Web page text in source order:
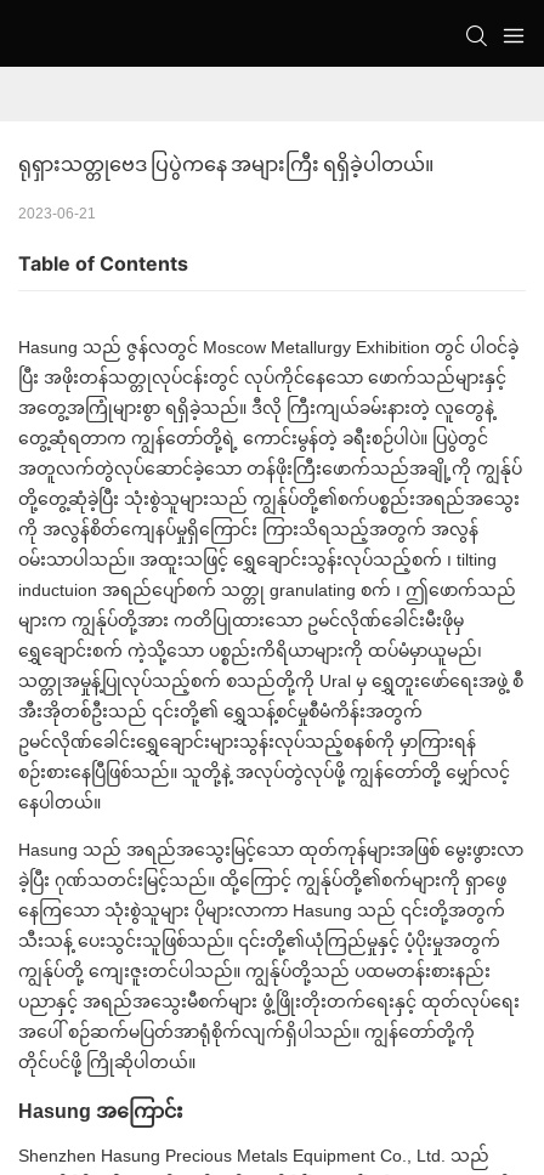
ရုရှားသတ္တုဗေဒ ပြပွဲကနေ အများကြီး ရရှိခဲ့ပါတယ်။
2023-06-21
Table of Contents
Hasung သည် ဇွန်လတွင် Moscow Metallurgy Exhibition တွင် ပါဝင်ခဲ့
ပြီး အဖိုးတန်သတ္တုလုပ်ငန်းတွင် လုပ်ကိုင်နေသော ဖောက်သည်များနှင့်
အတွေ့အကြုံများစွာ ရရှိခဲ့သည်။ ဒီလို ကြီးကျယ်ခမ်းနားတဲ့ လူတွေနဲ့
တွေ့ဆုံရတာက ကျွန်တော်တို့ရဲ့ ကောင်းမွန်တဲ့ ခရီးစဉ်ပါပဲ။ ပြပွဲတွင်
အတူလက်တွဲလုပ်ဆောင်ခဲ့သော တန်ဖိုးကြီးဖောက်သည်အချို့ကို ကျွန်ုပ်
တို့တွေ့ဆုံခဲ့ပြီး သုံးစွဲသူများသည် ကျွန်ုပ်တို့၏စက်ပစ္စည်းအရည်အသွေး
ကို အလွန်စိတ်ကျေနပ်မှုရှိကြောင်း ကြားသိရသည့်အတွက် အလွန်
ဝမ်းသာပါသည်။ အထူးသဖြင့် ရွှေချောင်းသွန်းလုပ်သည့်စက် ၊ tilting
inductuion အရည်ပျော်စက် သတ္တု granulating စက် ၊ ဤဖောက်သည်
များက ကျွန်ုပ်တို့အား ကတိပြုထားသော ဥမင်လိုဏ်ခေါင်းမီးဖိုမှ
ရွှေချောင်းစက် ကဲ့သို့သော ပစ္စည်းကိရိယာများကို ထပ်မံမှာယူမည်၊
သတ္တုအမှုန့်ပြုလုပ်သည့်စက် စသည်တို့ကို Ural မှ ရွှေတူးဖော်ရေးအဖွဲ့ စီ
အီးအိုတစ်ဦးသည် ၎င်းတို့၏ ရွှေသန့်စင်မှုစီမံကိန်းအတွက်
ဥမင်လိုဏ်ခေါင်းရွှေချောင်းများသွန်းလုပ်သည့်စနစ်ကို မှာကြားရန်
စဉ်းစားနေပြီဖြစ်သည်။ သူတို့နဲ့ အလုပ်တွဲလုပ်ဖို့ ကျွန်တော်တို့ မျှော်လင့်
နေပါတယ်။
Hasung သည် အရည်အသွေးမြင့်သော ထုတ်ကုန်များအဖြစ် မွေးဖွားလာ
ခဲ့ပြီး ဂုဏ်သတင်းမြင့်သည်။ ထို့ကြောင့် ကျွန်ုပ်တို့၏စက်များကို ရှာဖွေ
နေကြသော သုံးစွဲသူများ ပိုများလာကာ Hasung သည် ၎င်းတို့အတွက်
သီးသန့် ပေးသွင်းသူဖြစ်သည်။ ၎င်းတို့၏ယုံကြည်မှုနှင့် ပံ့ပိုးမှုအတွက်
ကျွန်ုပ်တို့ ကျေးဇူးတင်ပါသည်။ ကျွန်ုပ်တို့သည် ပထမတန်းစားနည်း
ပညာနှင့် အရည်အသွေးမီစက်များ ဖွံ့ဖြိုးတိုးတက်ရေးနှင့် ထုတ်လုပ်ရေး
အပေါ် စဉ်ဆက်မပြတ်အာရုံစိုက်လျက်ရှိပါသည်။ ကျွန်တော်တို့ကို
တိုင်ပင်ဖို့ ကြိုဆိုပါတယ်။
Hasung အကြောင်း
Shenzhen Hasung Precious Metals Equipment Co., Ltd. သည်